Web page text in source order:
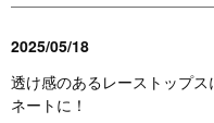
2025/05/18
透け感のあるレーストップ
ネートに！